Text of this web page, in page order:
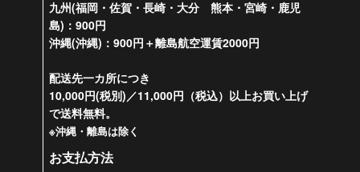
九州(福岡・佐賀・長崎・大分 熊本・宮崎・鹿児
島)：900円
沖縄(沖縄)：900円＋離島航空運賃2000円
配送先一カ所につき
10,000円(税別)／11,000円（税込）以上お買い上げ
で送料無料。
※沖縄・離島は除く
お支払方法